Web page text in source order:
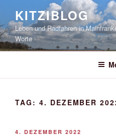
springen
KITZIBLOG
Leben und Radfahren in
Worte
TAG: 4. DEZEMBER
VERÖFFENTLICHT
4. DEZEMBER 2022